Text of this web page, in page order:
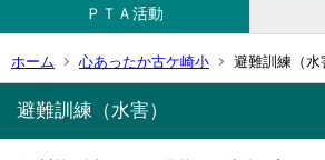
ＰＴＡ活動
ホーム 心あったか古ケ崎小 避難訓練（水
避難訓練（水害）